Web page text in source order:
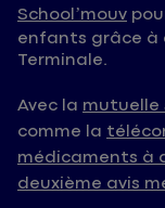
School’mouv
enfants grâce à
Terminale.
Avec la mutuelle
comme la
médicaments à
deuxième avis